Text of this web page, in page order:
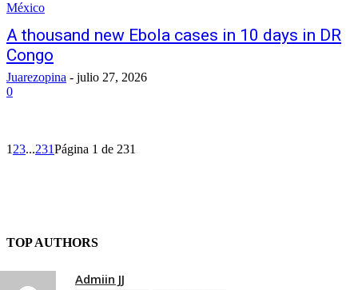
México
A thousand new Ebola cases in 10 days in DR
Congo
Juarezopina - julio 27, 2026
0
1 23...231Página 1 de 231
TOP AUTHORS
Admiin JJ